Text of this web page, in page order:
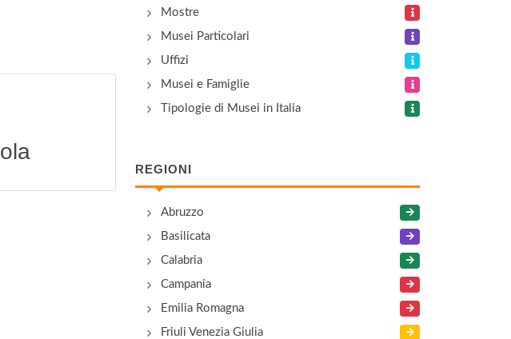
Mostre
Musei Particolari
Uffizi
Musei e Famiglie
Tipologie di Musei in Italia
REGIONI
Abruzzo
Basilicata
Calabria
Campania
Emilia Romagna
Friuli Venezia Giulia